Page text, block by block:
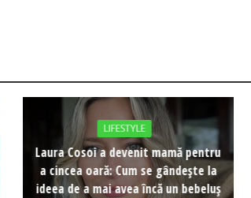
LIFESTYLE
Laura Cosoi a devenit mamă pentru
a cincea oară: Cum se gândește la
ideea de a mai avea încă un bebeluș